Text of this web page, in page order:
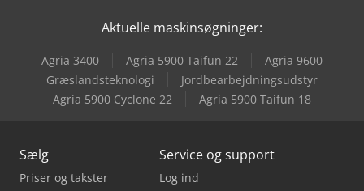
Linde L12I
Sany Srsc4531G
Aktuelle maskinsøgninger:
Agria 3400 Agria 5900 Taifun 22
Agria 9600
Græslandsteknologi
Jordbearbejdningsudstyr
Agria 5900 Cyclone 22
Agria 5900 Taifun 18
Sælg
Priser og takster
Service og support
Log ind